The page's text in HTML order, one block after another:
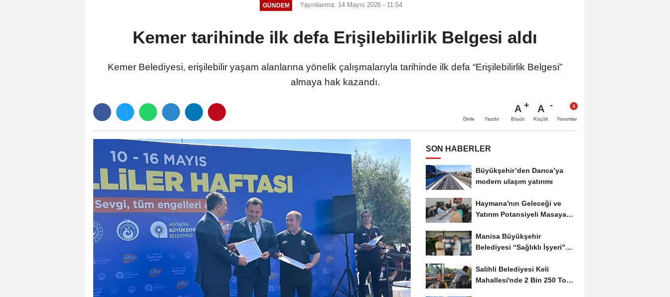
GÜNDEM Yayınlanma: 14 Mayıs 2026 - 11:54
Kemer tarihinde ilk defa Erişilebilirlik Belgesi aldı
Kemer Belediyesi, erişilebilir yaşam alanlarına yönelik çalışmalarıyla tarihinde ilk defa “Erişilebilirlik Belgesi”
almaya hak kazandı.
Dinle Yazdır
A
Büyüt
A
Küçült Yorumlar
SON HABERLER
Büyükşehir’den Darıca’ya
modern ulaşım yatırımı
Haymana'nın Geleceği ve
Yatırım Potansiyeli Masaya
Manisa Büyükşehir
Belediyesi “Sağlıklı İşyeri”
Salihli Belediyesi Keli
Mahallesi'nde 2 Bin 250 Ton